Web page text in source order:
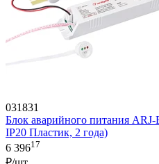
031831
Блок аварийного питания
IP20 Пластик, 2 года)
6 39617